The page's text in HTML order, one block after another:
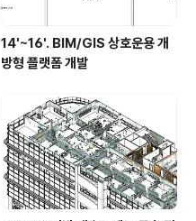
14'~16'. BIM/GIS 상호운용 개
방형 플랫폼 개발